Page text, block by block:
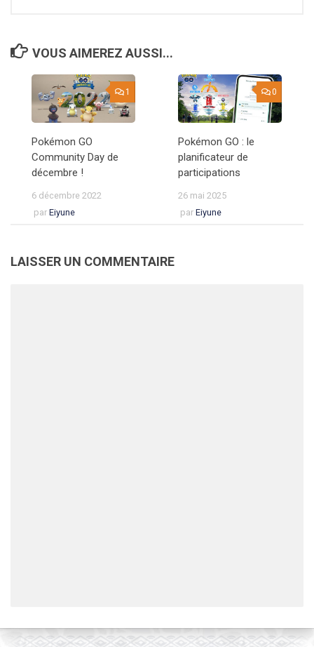
VOUS AIMEREZ AUSSI...
1
Pokémon GO
Community Day de
décembre !
6 décembre 2022
par Eiyune
0
Pokémon GO : le
planificateur de
participations
26 mai 2025
par Eiyune
LAISSER UN COMMENTAIRE